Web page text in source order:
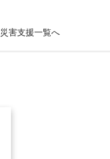
災害支援一覧へ